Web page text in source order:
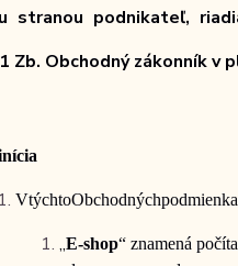
stranou podnikateľ,
Zb. Obchodný zákonník v
VtýchtoObchodných
„E-shop“ znamená